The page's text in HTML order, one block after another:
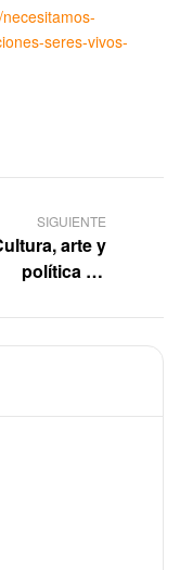
seres-vivos-
SIGUIENTE
arte y
política en